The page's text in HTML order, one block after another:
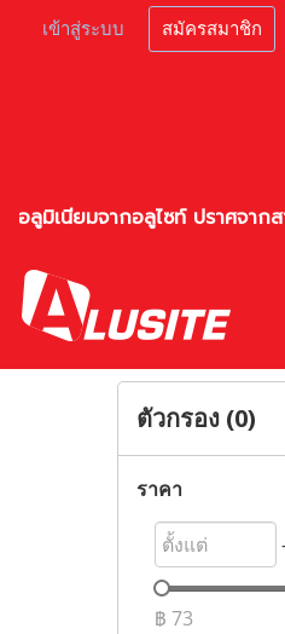
เข้าสู่ระบบ สมัครสมาชิก
อลูมิเนียมจากอลูไซท์ ปราศจา
ตัวกรอง (0)
ราคา
฿ 73